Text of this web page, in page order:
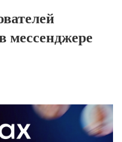
мессенджере